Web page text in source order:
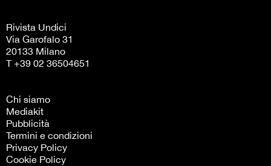
Rivista Undici
Via Garofalo 31
20133 Milano
T +39 02 36504651
Chi siamo
Mediakit
Pubblicità
Termini e condizioni
Privacy Policy
Cookie Policy